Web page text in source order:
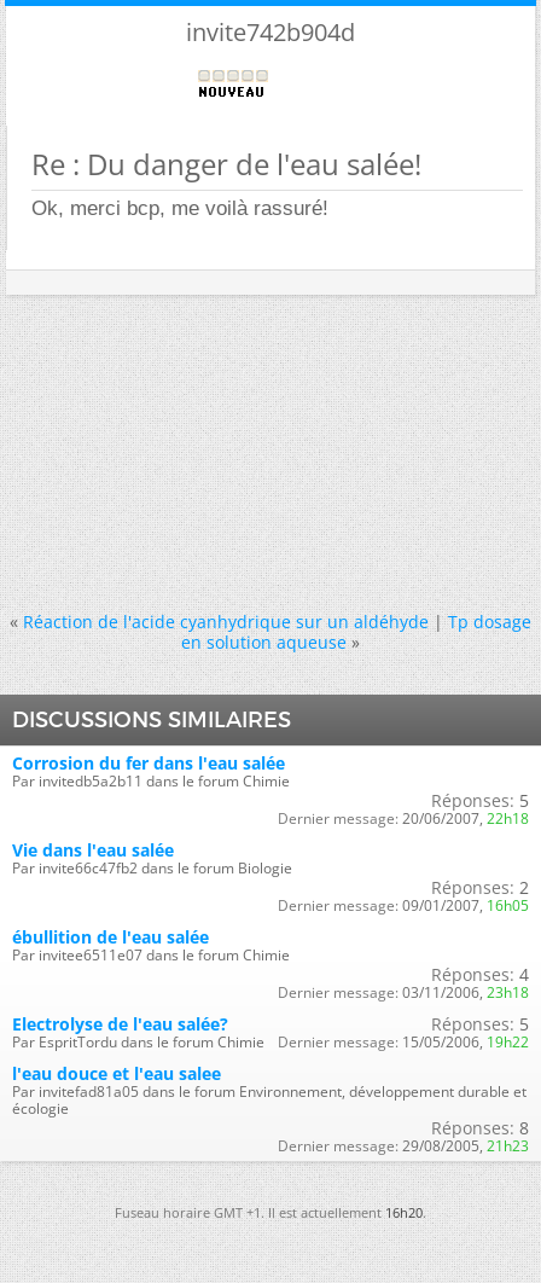
invite742b904d
Re : Du danger de l'eau salée!
Ok, merci bcp, me voilà rassuré!
« Réaction de l'acide cyanhydrique sur un aldéhyde|Tp dosage
en solution aqueuse »
DISCUSSIONS SIMILAIRES
Corrosion du fer dans l'eau salée
Par invitedb5a2b11 dans le forum Chimie
Réponses: 5
Dernier message: 20/06/2007, 22h18
Vie dans l'eau salée
Par invite66c47fb2 dans le forum Biologie
Réponses: 2
Dernier message: 09/01/2007, 16h05
ébullition de l'eau salée
Par invitee6511e07 dans le forum Chimie
Réponses: 4
Dernier message: 03/11/2006, 23h18
Electrolyse de l'eau salée?
Par EspritTordu dans le forum Chimie
Réponses: 5
Dernier message: 15/05/2006, 19h22
l'eau douce et l'eau salee
Par invitefad81a05 dans le forum Environnement, développement durable et
écologie
Réponses: 8
Dernier message: 29/08/2005, 21h23
Fuseau horaire GMT +1. Il est actuellement16h20.